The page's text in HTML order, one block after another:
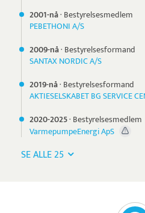
2001-nå· Bestyrelsesmedlem
PEBETHONI A/S
2009-nå· Bestyrelsesformand
SANTAX NORDIC A/S
2019-nå· Bestyrelsesformand
AKTIESELSKABET BG SERVICE
2020-2025· Bestyrelsesmedlem
VarmepumpeEnergi ApS
SE ALLE 25